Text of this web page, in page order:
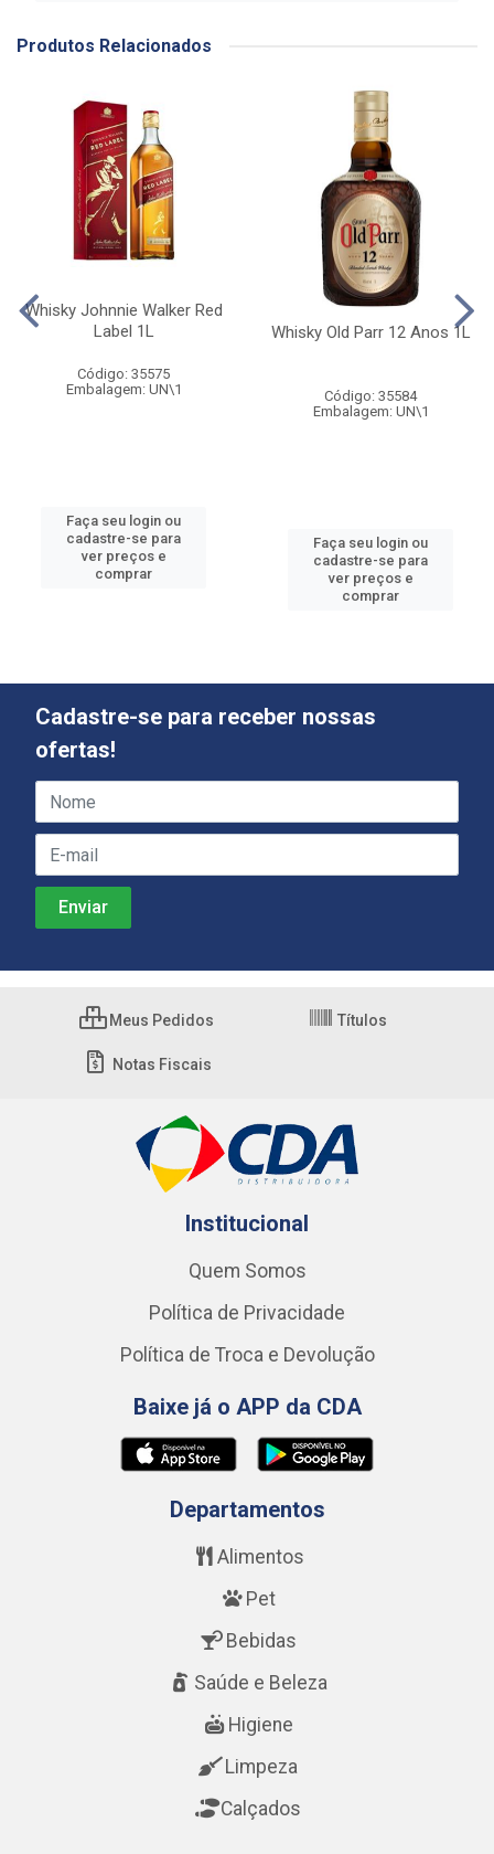
Produtos Relacionados
Whisky Johnnie Walker Red
Label 1L
Código: 35575
Embalagem: UN\1
Faça seu login ou
cadastre-se para
ver preços e
comprar
Whisky Old Parr 12 Anos 1L
Código: 35584
Embalagem: UN\1
Faça seu login ou
cadastre-se para
ver preços e
comprar
Cadastre-se para receber nossas
ofertas!
Meus Pedidos Títulos
Notas Fiscais
Institucional
Quem Somos
Política de Privacidade
Política de Troca e Devolução
Baixe já o APP da CDA
Departamentos
Alimentos
Pet
Bebidas
Saúde e Beleza
Higiene
Limpeza
Calçados